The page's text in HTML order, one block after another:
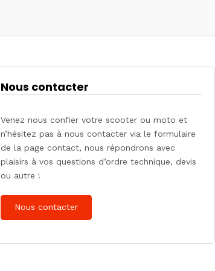
Nous contacter
Venez nous confier votre scooter ou moto et
n’hésitez pas à nous contacter via le formulaire
de la page contact, nous répondrons avec
plaisirs à vos questions d’ordre technique, devis
ou autre !
Nous contacter